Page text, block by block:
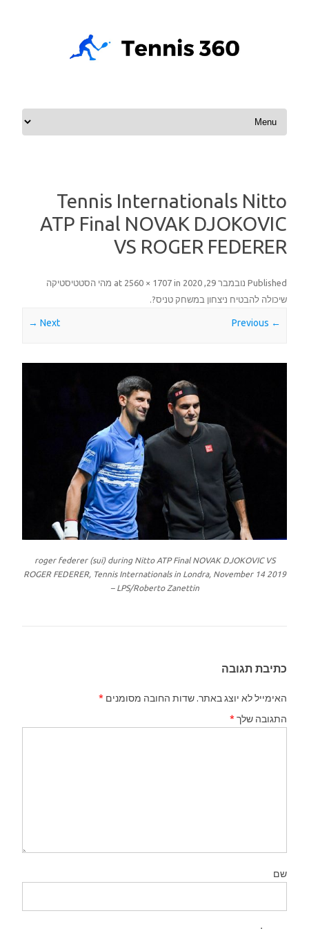
Skip to content
Tennis Internationals Nitto
ATP Final NOVAK DJOKOVIC
VS ROGER FEDERER
Published נובמבר 29, 2020 2560 × 1707 in
מהי הסטטיסטיקה
שיכולה להבטיח ניצחון במשחק טניס?
← Previous
Next →
roger federer (sui) during Nitto ATP Final NOVAK DJOKOVIC VS
ROGER FEDERER, Tennis Internationals in Londra, November 14 2019
– LPS/Roberto Zanettin
כתיבת תגובה
האימייל לא יוצג באתר.שדות החובה מסומנים *
התגובה שלך *
שם